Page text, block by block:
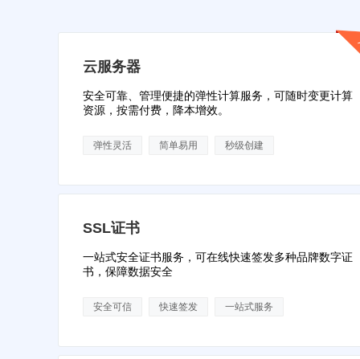
云服务器
安全可靠、管理便捷的弹性计算服务，可随时变更计算
资源，按需付费，降本增效。
弹性灵活 简单易用 秒级创建
SSL证书
一站式安全证书服务，可在线快速签发多种品牌数字证
书，保障数据安全
安全可信 快速签发 一站式服务